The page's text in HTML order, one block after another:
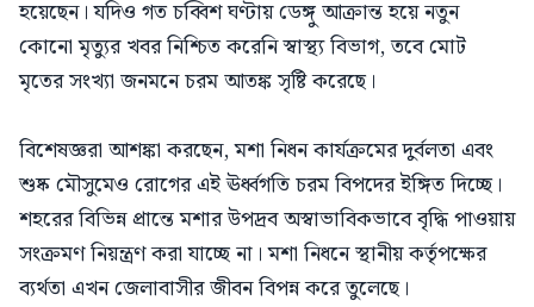
হয়েছেন। যদিও গত চব্বিশ ঘণ্টায় ডেঙ্গু আক্রান্ত হয়ে নতুন
কোনো মৃত্যুর খবর নিশ্চিত করেনি স্বাস্থ্য বিভাগ, তবে মোট
মৃতের সংখ্যা জনমনে চরম আতঙ্ক সৃষ্টি করেছে।
বিশেষজ্ঞরা আশঙ্কা করছেন, মশা নিধন কার্যক্রমের দুর্বলতা এবং
শুষ্ক মৌসুমেও রোগের এই ঊর্ধ্বগতি চরম বিপদের ইঙ্গিত দিচ্ছে।
শহরের বিভিন্ন প্রান্তে মশার উপদ্রব অস্বাভাবিকভাবে বৃদ্ধি পাওয়ায়
সংক্রমণ নিয়ন্ত্রণ করা যাচ্ছে না। মশা নিধনে স্থানীয় কর্তৃপক্ষের
ব্যর্থতা এখন জেলাবাসীর জীবন বিপন্ন করে তুলেছে।